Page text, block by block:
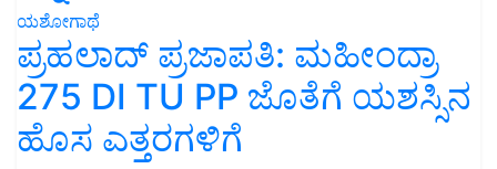
ಯಶೋಗಾಥೆ
ಪ್ರಹಲಾದ್ ಪ್ರಜಾಪತಿ: ಮಹೀಂದ್ರಾ
275 DI TU PP ಜೊತೆಗೆ ಯಶಸ್ಸಿನ
ಹೊಸ ಎತ್ತರಗಳಿಗೆ